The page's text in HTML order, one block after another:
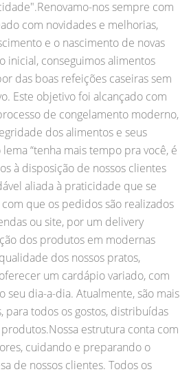
nos sempre com
com novidades e melhorias,
e o nascimento de novas
inicial, conseguimos alimentos
das boas refeições caseiras sem
Este objetivo foi alcançado com
de congelamento moderno,
dos alimentos e seus
“tenha mais tempo pra você, é
à disposição de nossos clientes
aliada à praticidade que se
que os pedidos são realizados
ou site, por um delivery
dos produtos em modernas
dos nossos pratos,
um cardápio variado, com
seu dia-a-dia. Atualmente, são mais
para todos os gostos, distribuídas
estrutura conta com
cuidando e preparando o
de nossos clientes. Todos os